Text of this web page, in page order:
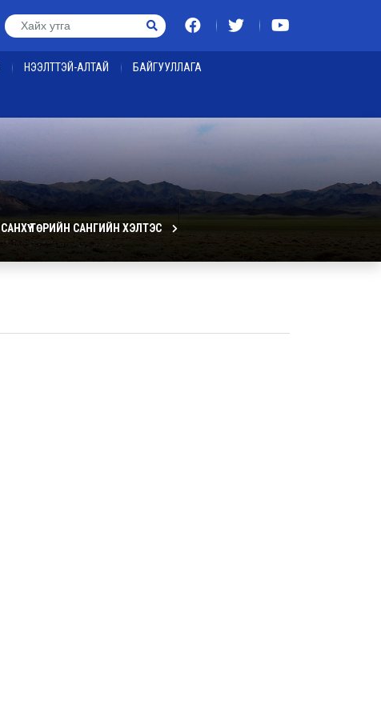
НЭЭЛТТЭЙ-АЛТАЙ БАЙГУУЛЛАГА
САНХҮҮ ТӨРИЙН САНГИЙН ХЭЛТЭС